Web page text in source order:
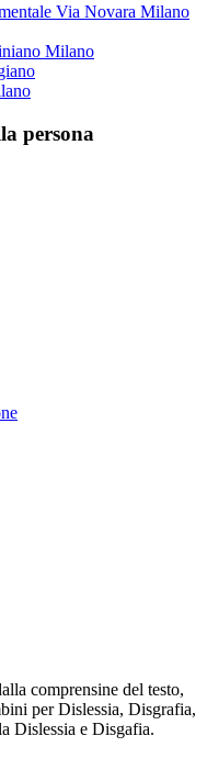
Via Novara Milano
Milano
persona
comprensine del testo,
per Dislessia, Disgrafia,
Dislessia e Disgafia.